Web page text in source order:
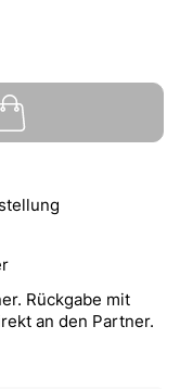
Rückgabe mit
an den Partner.